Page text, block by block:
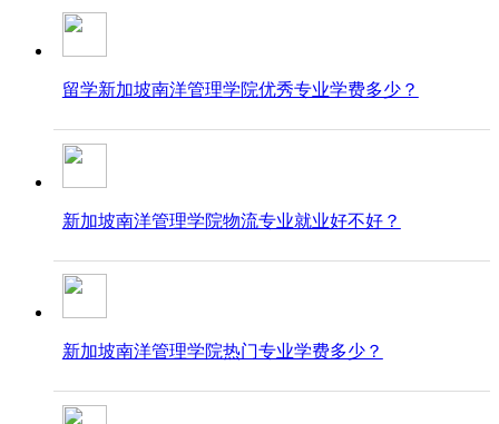
留学新加坡南洋管理学院优秀专业学费多少？
新加坡南洋管理学院物流专业就业好不好？
新加坡南洋管理学院热门专业学费多少？